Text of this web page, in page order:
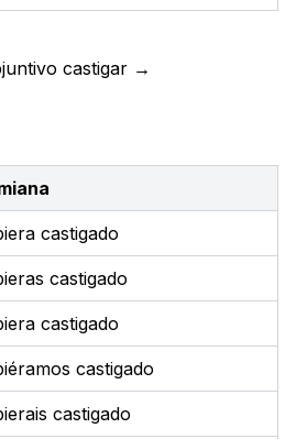
castigar →
castigado
castigado
castigado
castigado
castigado